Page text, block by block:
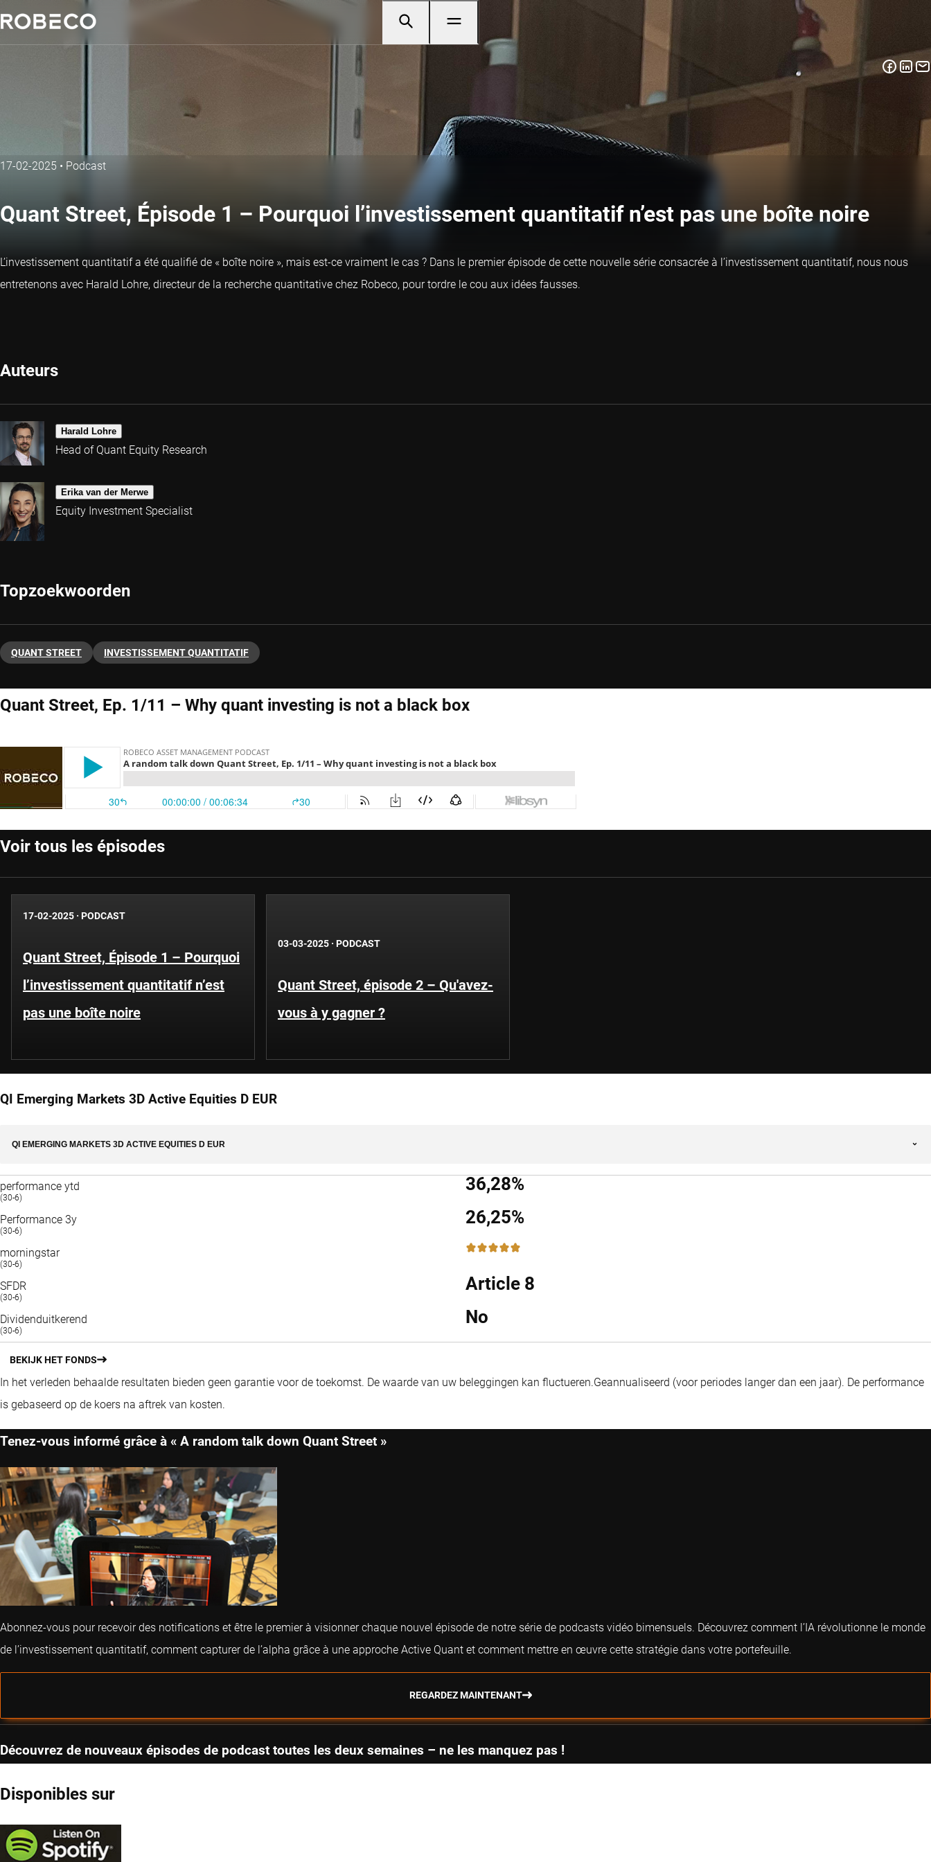
17-02-2025 • Podcast
Quant Street, Épisode 1 – Pourquoi l’investissement quantitatif n’est pas une boîte noire
L’investissement quantitatif a été qualifié de « boîte noire », mais est-ce vraiment le cas ? Dans le premier épisode de cette nouvelle série consacrée à l’investissement quantitatif, nous nous
entretenons avec Harald Lohre, directeur de la recherche quantitative chez Robeco, pour tordre le cou aux idées fausses.
Auteurs
Harald Lohre
Head of Quant Equity Research
Erika van der Merwe
Equity Investment Specialist
Topzoekwoorden
QUANT STREET INVESTISSEMENT QUANTITATIF
Quant Street, Ep. 1/11 – Why quant investing is not a black box
Voir tous les épisodes
17-02-2025 · PODCAST
Quant Street, Épisode 1 – Pourquoi
l’investissement quantitatif n’est
pas une boîte noire
03-03-2025 · PODCAST
Quant Street, épisode 2 – Qu'avez-
vous à y gagner ?
QI Emerging Markets 3D Active Equities D EUR
QI EMERGING MARKETS 3D ACTIVE EQUITIES D EUR
performance ytd
(30-6)
36,28%
Performance 3y
(30-6)
26,25%
morningstar
(30-6)
5 / 5
SFDR
(30-6)
Article 8
Dividenduitkerend
(30-6)
No
BEKIJK HET FONDS
In het verleden behaalde resultaten bieden geen garantie voor de toekomst. De waarde van uw beleggingen kan fluctueren.Geannualiseerd (voor periodes langer dan een jaar). De performance
is gebaseerd op de koers na aftrek van kosten.
Tenez-vous informé grâce à « A random talk down Quant Street »
Abonnez-vous pour recevoir des notifications et être le premier à visionner chaque nouvel épisode de notre série de podcasts vidéo bimensuels. Découvrez comment l’IA révolutionne le monde
de l’investissement quantitatif, comment capturer de l’alpha grâce à une approche Active Quant et comment mettre en œuvre cette stratégie dans votre portefeuille.
REGARDEZ MAINTENANT
Découvrez de nouveaux épisodes de podcast toutes les deux semaines – ne les manquez pas !
Disponibles sur